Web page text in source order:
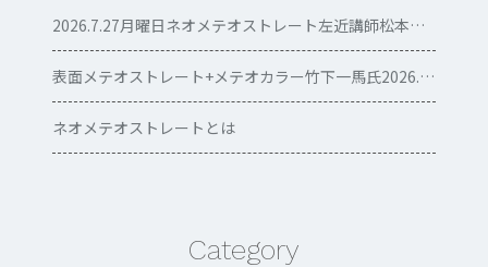
2026.7.27月曜日ネオメテオストレート左近講師松本セミナー
表面メテオストレート+メテオカラー竹下一馬氏2026.7.13清水市
ネオメテオストレートとは
Category